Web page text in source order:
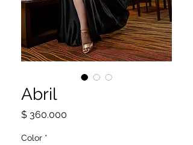
Abril
$ 360.000
Color *